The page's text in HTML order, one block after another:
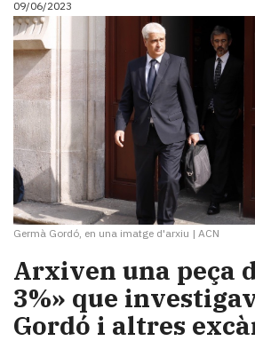
i
turisme
Cultura
Esports
Mai
tant!
TV
i
mitjans
El
temps
Reportatges
Entrevistes
Enquestes
A
escena!
09/06/2023
Germà Gordó, en una imatge d'arxiu | ACN
Arxiven una peça
3%» que
Gordó i altres